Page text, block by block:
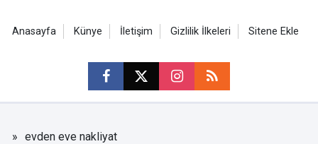
Anasayfa Künye İletişim Gizlilik İlkeleri Sitene Ekle
evden eve nakliyat